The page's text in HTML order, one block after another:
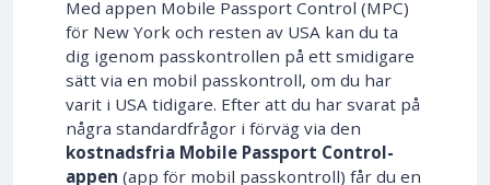
Med appen Mobile Passport Control (MPC)
för New York och resten av USA kan du ta
dig igenom passkontrollen på ett smidigare
sätt via en mobil passkontroll, om du har
varit i USA tidigare. Efter att du har svarat på
några standardfrågor i förväg via den
kostnadsfria Mobile Passport Control-
appen (app för mobil passkontroll) får du en